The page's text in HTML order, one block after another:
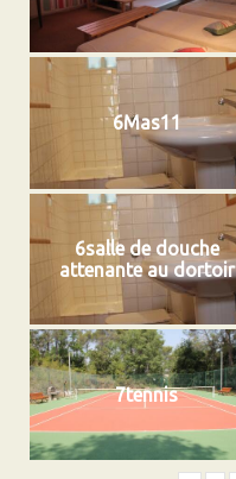
6Mas11
6salle de douche
attenante au dortoir
7tennis